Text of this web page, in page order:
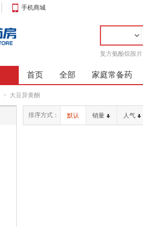
手机商城
复方氨酚烷胺片
首页 全部 家庭常备药
> 大豆异黄酮
排序方式： 默认 销量 人气